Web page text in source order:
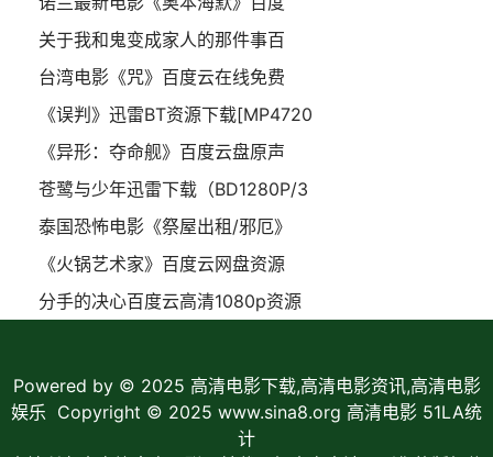
关于我和鬼变成家人的那件事百
台湾电影《咒》百度云在线免费
《误判》迅雷BT资源下载[MP4720
《异形：夺命舰》百度云盘原声
苍鹭与少年迅雷下载（BD1280P/3
泰国恐怖电影《祭屋出租/邪厄》
《火锅艺术家》百度云网盘资源
分手的决心百度云高清1080p资源
Powered by © 2025 高清电影下载,高清电影资讯,高清电影
娱乐 Copyright © 2025 www.sina8.org 高清电影 51LA统
计